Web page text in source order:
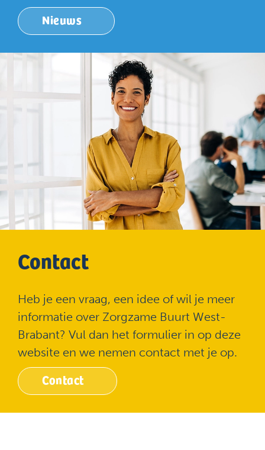
Nieuws
Contact
Heb je een vraag, een idee of wil je meer
informatie over Zorgzame Buurt West-
Brabant? Vul dan het formulier in op deze
website en we nemen contact met je op.
Contact